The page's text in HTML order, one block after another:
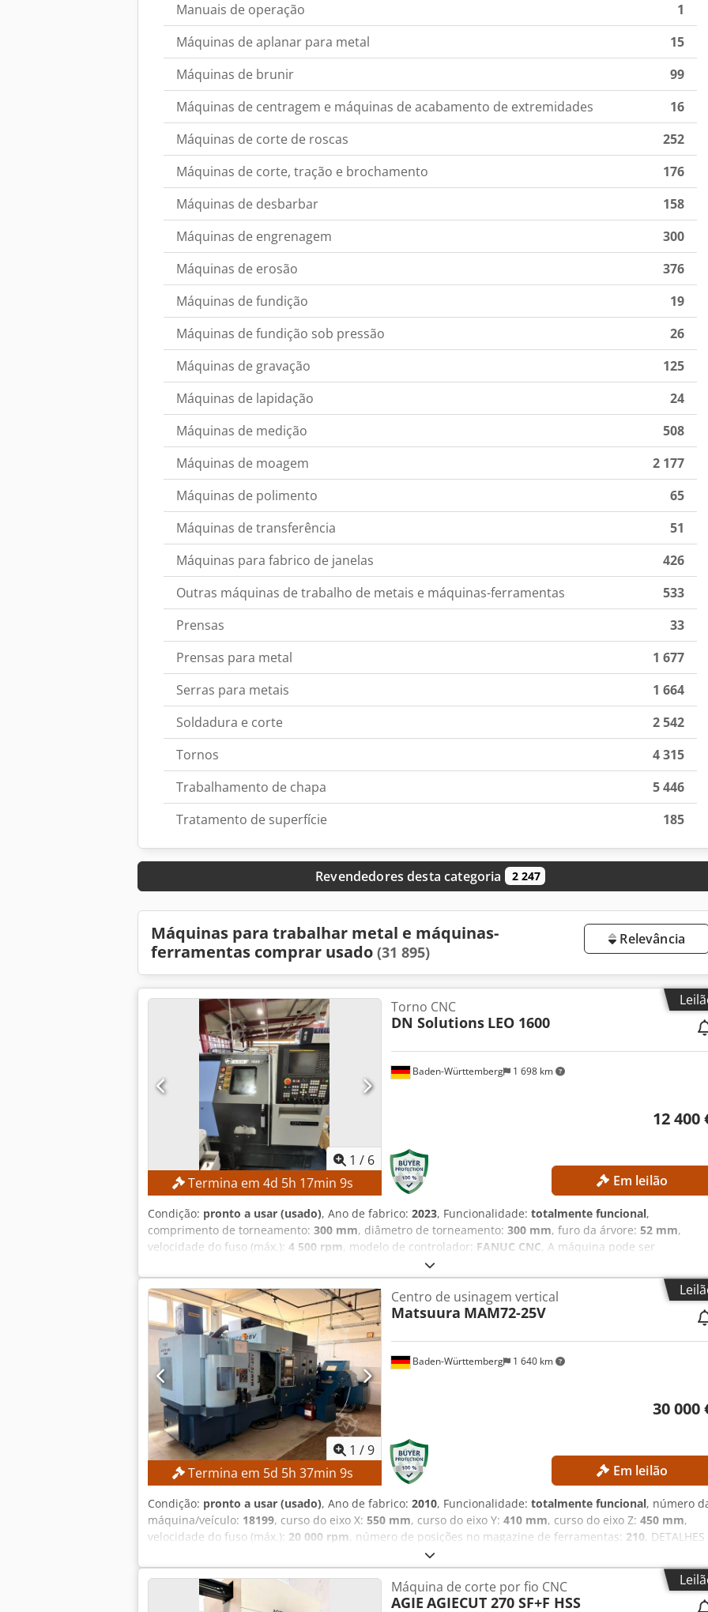
Manuais de operação
1
Máquinas de aplanar para metal
15
Máquinas de brunir
99
Máquinas de centragem e máquinas de acabamento de extremidades
16
Máquinas de corte de roscas
252
Máquinas de corte, tração e brochamento
176
Máquinas de desbarbar
158
Máquinas de engrenagem
300
Máquinas de erosão
376
Máquinas de fundição
19
Máquinas de fundição sob pressão
26
Máquinas de gravação
125
Máquinas de lapidação
24
Máquinas de medição
508
Máquinas de moagem
2 177
Máquinas de polimento
65
Máquinas de transferência
51
Máquinas para fabrico de janelas
426
Outras máquinas de trabalho de metais e máquinas-ferramentas
533
Prensas
33
Prensas para metal
1 677
Serras para metais
1 664
Soldadura e corte
2 542
Tornos
4 315
Trabalhamento de chapa
5 446
Tratamento de superfície
185
Revendedores desta categoria 2 247
Máquinas para trabalhar metal e máquinas-
ferramentas comprar usado (31 895)
Relevância
1 / 6
Termina em4d 5h 17min8s
Baden-Württemberg 1 698 km
Torno CNC
DN Solutions LEO 1600
12 400
Em leilão
Condição: pronto a usar (usado), Ano de fabrico: 2023, Funcionalidade: totalmente funcional,
comprimento de torneamento: 300 mm, diâmetro de torneamento: 300 mm, furo da árvore: 52 mm,
velocidade do fuso (máx.): 4 500 rpm, modelo de controlador: FANUC CNC, A máquina pode ser
inspecionada com um prazo de entrega de três dias. DETALHES TÉCNICOS Diâmetro máximo de
torneamento: aprox. 300 mm Comprimento máximo de torneamento: aprox. 300 mm Diâmetro do furo do
eixo: aprox. 52 mm Velocidade máxima do eixo principal: 4.500 rpm Crjdpjznb Ntefx Am Rjf Torreta de
ferramentas: 12 posições DETALHES DA MÁQUINA Controlo: FANUC CNC Peso da máquina: aprox. 2.200
Horas de funcionamento: aprox. 6.458 h Horas do eixo: aprox. 4.300 h Tensão: CA 380 V (com ou sem
transformador) Potência nominal: 14,97 kVA Corrente em carga total: 22,74 A Capacidade de interrupção:
5 kA Capacidade de curto-circuito: 10 kA Potência do motor elétrico, segundo o fabricante: 7,5 kW
EQUIPAMENTO Documentação técnica Eixo principal de alto desempenho Construção robusta da
para alta precisão dimensional Torreta de ferramentas com indexação rápida Design compacto com
espaço ocupado Controlo CNC de fácil utilização Alta fiabilidade Baixa necessidade de manutenção
Documentação técnica completa
1 /9
Termina em 5d 5h37min8s
Baden-Württemberg 1 640 km
Centro de usinagem vertical
Matsuura MAM72-25V
30 000
Em leilão
Condição: pronto a usar (usado), Ano de fabrico: 2010, Funcionalidade: totalmente funcional, número
máquina/veículo: 18199, curso do eixo X: 550 mm, curso do eixo Y: 410 mm, curso do eixo Z: 450 mm,
velocidade do fuso (máx.): 20 000 rpm, número de posições no magazine de ferramentas: 210, DETALHES
TÉCNICOS Controlo CNC: FANUC 30iM para usinagem de 5 eixos Área de trabalho Curso do eixo X: 550
Curso do eixo Y: 410 mm Curso do eixo Z: 450 mm Amplitude de rotação do eixo B: +110 a −110°
Amplitude de rotação do eixo C: 360° Avanço Avanço rápido dos eixos X, Y e Z: 50.000 mm/min Avanço
rápido do eixo B: 30 min⁻¹ Avanço rápido do eixo C: 50 min⁻¹ Magazém de ferramentas Posições de
Máquina de corte por fio CNC
AGIE AGIECUT 270 SF+F HSS